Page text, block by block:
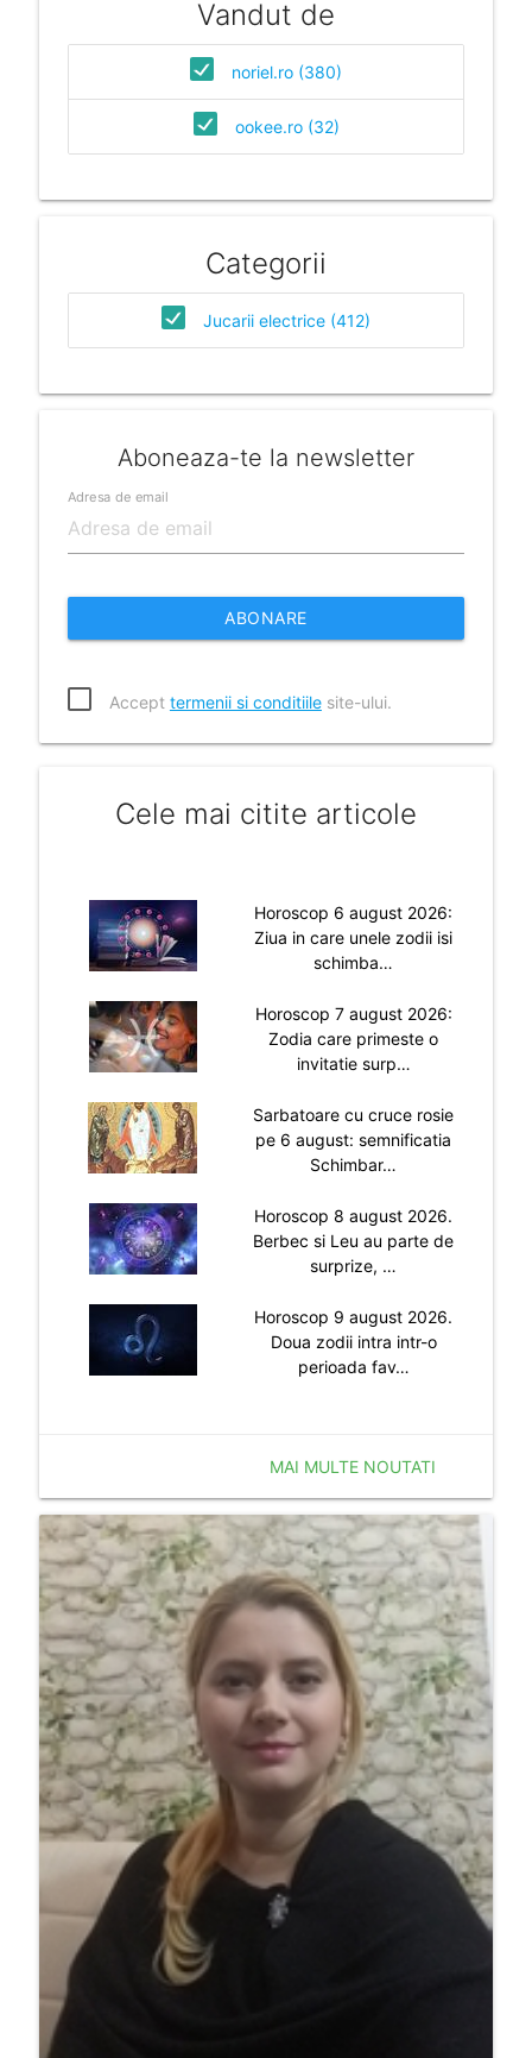
Vandut de
noriel.ro (380)
ookee.ro (32)
Categorii
Jucarii electrice (412)
Aboneaza-te la newsletter
Adresa de email
ABONARE
Accept termenii si conditiilesite-ului.
Cele mai citite articole
Horoscop 6 august 2026:
Ziua in care unele zodii isi
schimba…
Horoscop 7 august 2026:
Zodia care primeste o
invitatie surp…
Sarbatoare cu cruce rosie
pe 6 august: semnificatia
Schimbar…
Horoscop 8 august 2026.
Berbec si Leu au parte de
surprize, …
Horoscop 9 august 2026.
Doua zodii intra intr-o
perioada fav…
MAI MULTE NOUTATI